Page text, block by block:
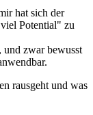
hat sich der
Potential" zu
und zwar bewusst
rausgeht und was